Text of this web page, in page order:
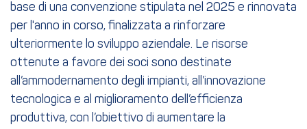
base di una convenzione stipulata nel 2025 e rinnovata
per l'anno in corso, finalizzata a rinforzare
ulteriormente lo sviluppo aziendale. Le risorse
ottenute a favore dei soci sono destinate
all’ammodernamento degli impianti, all’innovazione
tecnologica e al miglioramento dell’efficienza
produttiva, con l’obiettivo di aumentare la